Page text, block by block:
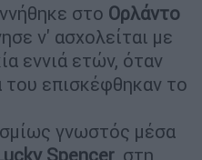
στο Ορλάντο
ν' ασχολείται με
εννιά ετών, όταν
του επισκέφθηκαν το
γνωστός μέσα
Spencer, στη